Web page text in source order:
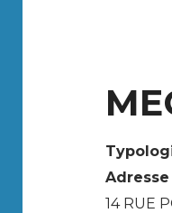
Adresse
14 RUE